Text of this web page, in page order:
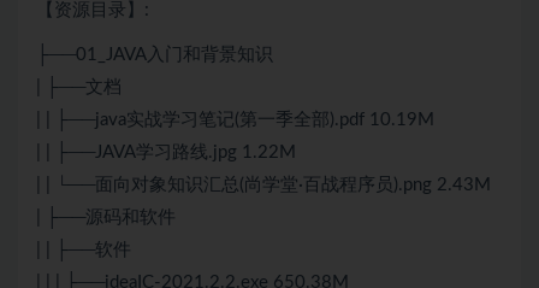
【资源目录】:
├──01_JAVA入门和背景知识
| ├──文档
| | ├──java实战学习笔记(第一季全部).pdf 10.19M
| | ├──JAVA学习路线.jpg 1.22M
| | └──面向对象知识汇总(尚学堂·百战程序员).png 2.43M
| ├──源码和软件
| | ├──软件
| | | ├──ideaIC-2021.2.2.exe 650.38M